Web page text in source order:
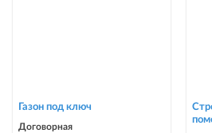
Газон под ключ
Договорная